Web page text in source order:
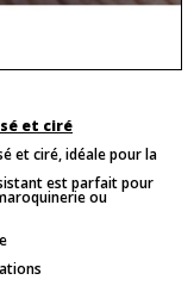
et ciré
et ciré, idéale pour la
est parfait pour
ou